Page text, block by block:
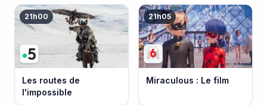
21h00
Les routes de
l'impossible
21h05
Miraculous : Le film